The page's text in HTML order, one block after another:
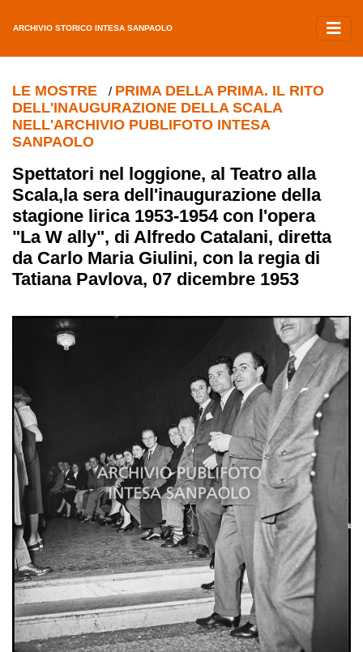
ARCHIVIO STORICO INTESA SANPAOLO
LE MOSTRE / PRIMA DELLA PRIMA. IL RITO
DELL'INAUGURAZIONE DELLA SCALA
NELL'ARCHIVIO PUBLIFOTO INTESA
SANPAOLO
Spettatori nel loggione, al Teatro alla
Scala,la sera dell'inaugurazione della
stagione lirica 1953-1954 con l'opera
"La W ally", di Alfredo Catalani, diretta
da Carlo Maria Giulini, con la regia di
Tatiana Pavlova, 07 dicembre 1953